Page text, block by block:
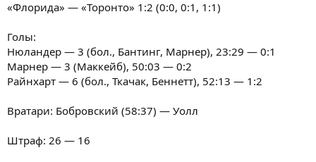
«Флорида» — «Торонто» 1:2 (0:0, 0:1, 1:1)
Голы:
Нюландер — 3 (бол., Бантинг, Марнер), 23:29 — 0:1
Марнер — 3 (Маккейб), 50:03 — 0:2
Райнхарт — 6 (бол., Ткачак, Беннетт), 52:13 — 1:2
Вратари: Бобровский (58:37) — Уолл
Штраф: 26 — 16